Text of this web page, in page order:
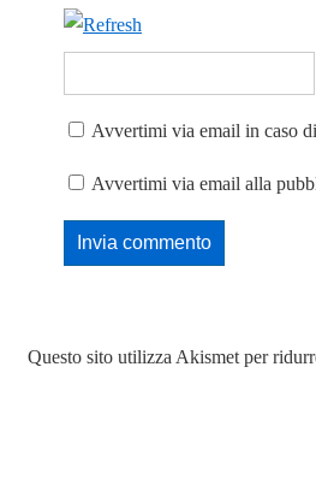
Avvertimi via email in caso
Avvertimi via email alla
Questo sito utilizza Akismet per